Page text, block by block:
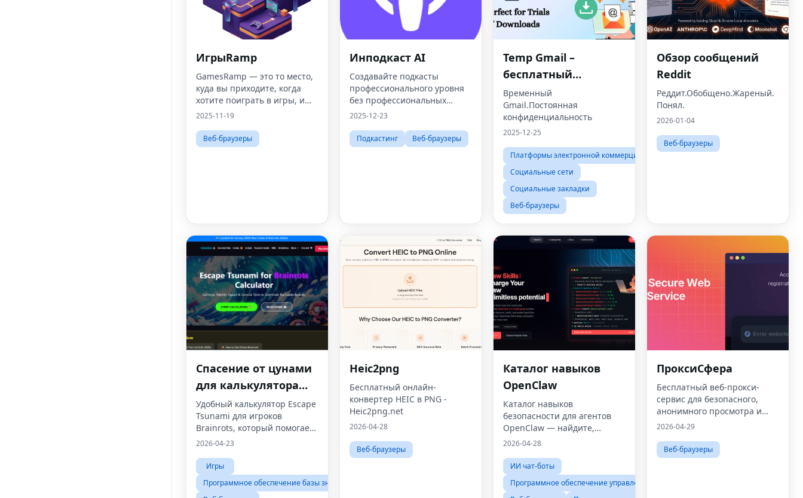
ИгрыRamp
GamesRamp — это то место,
куда вы приходите, когда
хотите поиграть в игры, и
точка.
2025-11-19
Веб-браузеры
Инподкаст AI
Создавайте подкасты
профессионального уровня
без профессиональных
навыков
2025-12-23
Подкастинг Веб-браузеры
Temp Gmail –
бесплатный
генератор
временных учетных
записей Gmail
Временный
Gmail.Постоянная
конфиденциальность
2025-12-25
Платформы электронной коммерции
Социальные сети
Социальные закладки
Веб-браузеры
Обзор сообщений
Reddit
Реддит.Обобщено.Жареный.
Понял.
2026-01-04
Веб-браузеры
Спасение от цунами
для калькулятора
Brainrots
Удобный калькулятор Escape
Tsunami для игроков
Brainrots, который помогает
анализировать шансы на
факторов игрового
процесса.Полезно для
начинающих и опытных
2026-04-23
Игры
Программное обеспечение базы знаний
Heic2png
Бесплатный онлайн-
конвертер HEIC в PNG -
Heic2png.net
2026-04-28
Веб-браузеры
Каталог навыков
OpenClaw
Каталог навыков
безопасности для агентов
OpenClaw — найдите,
оцените и установите
догадок превратят ваш
местный ИИ в способного
помощника.
2026-04-28
ИИ чат-боты
Программное обеспечение управления проектами
ПроксиСфера
Бесплатный веб-прокси-
сервис для безопасного,
анонимного просмотра и
мгновенного доступа к
сайтам без регистрации.
2026-04-29
Веб-браузеры